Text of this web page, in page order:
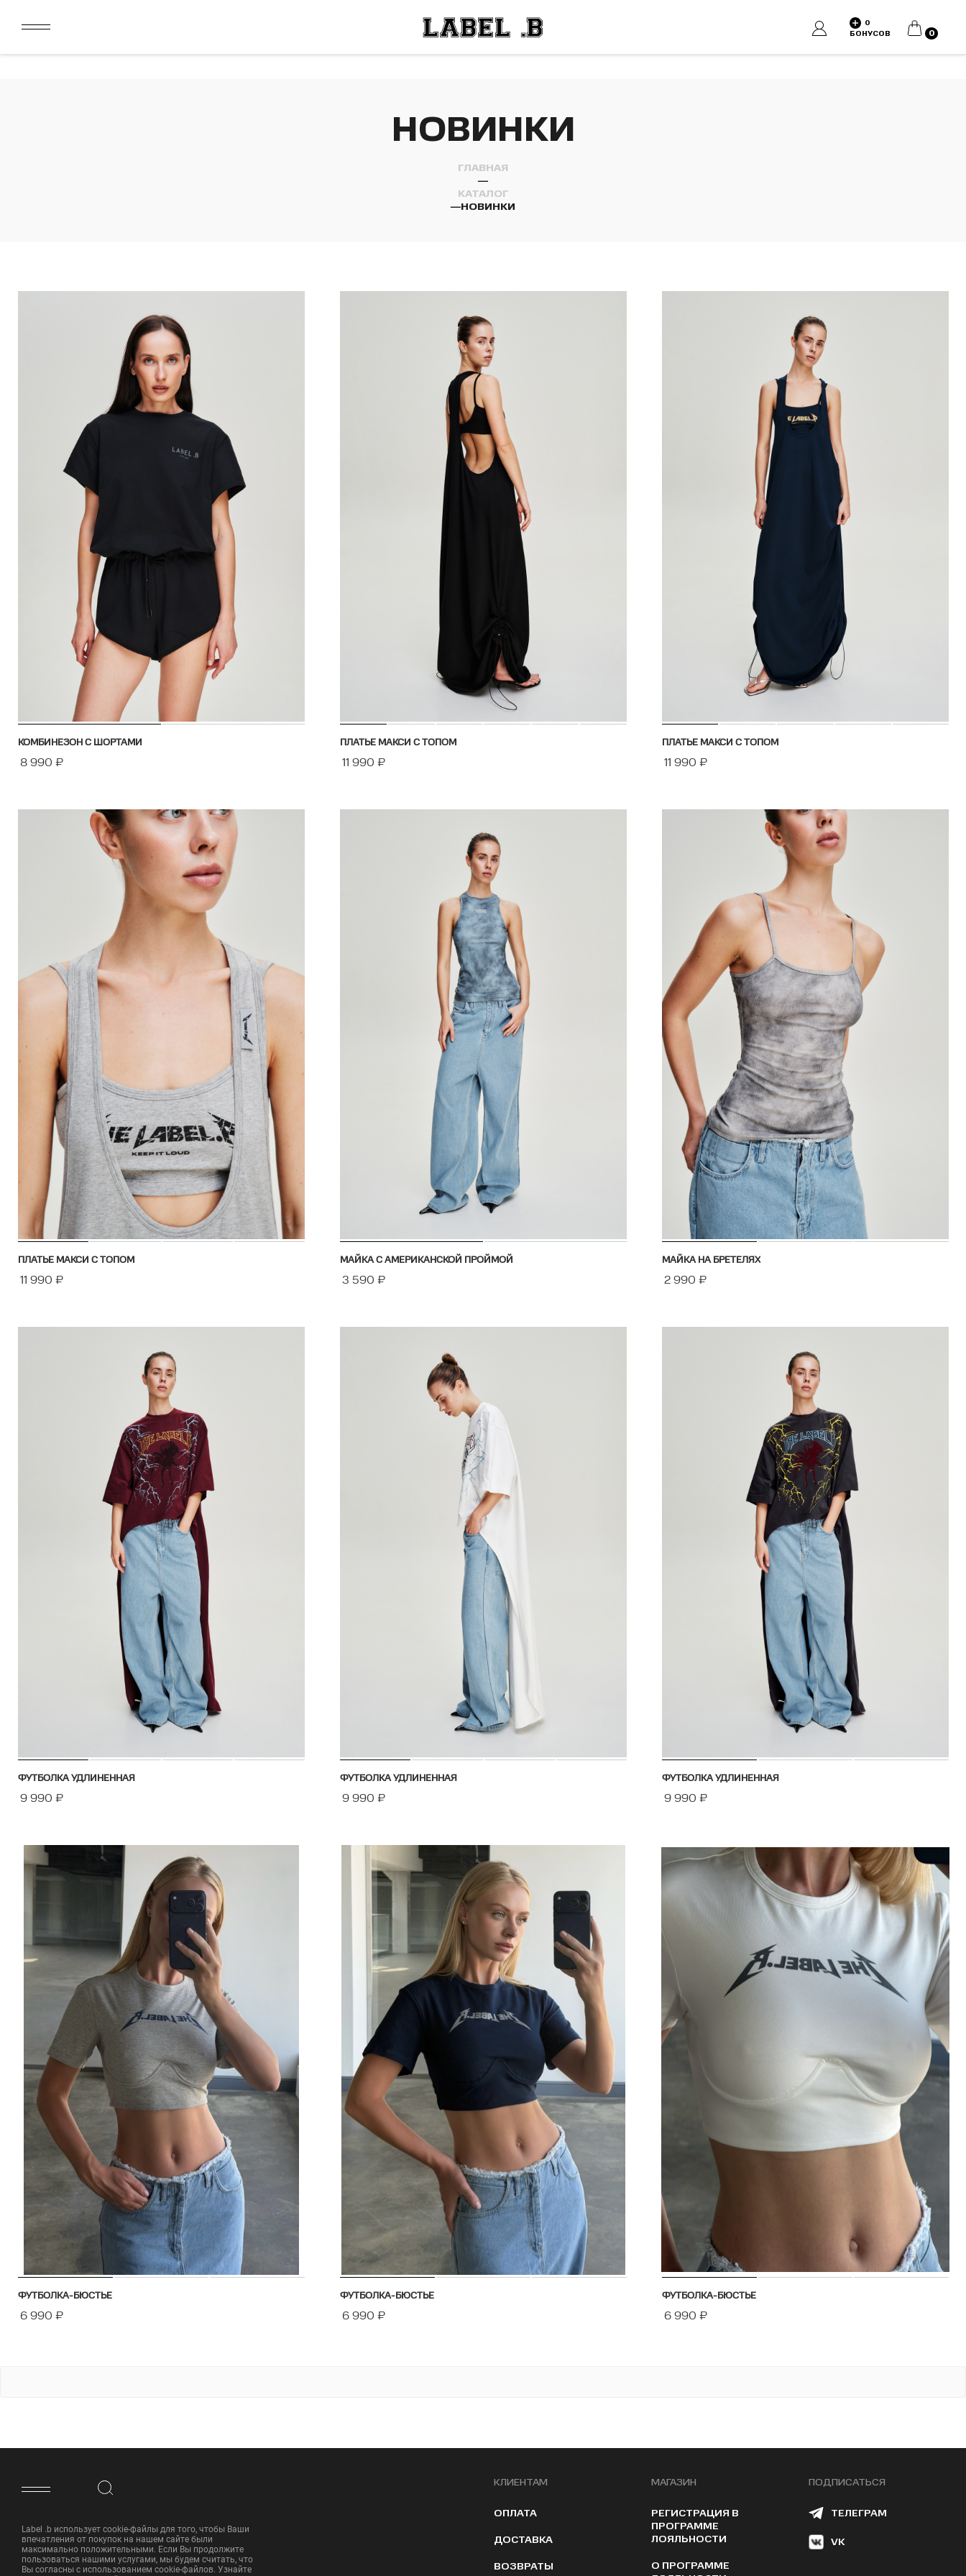
ДАРИМ 2000 БОНУСОВ ЗА СКАЧИВАНИЕ КАРТЫ ЛОЯЛЬНОСТИ
0
БОНУСОВ
КОРЗИНА
0
НОВИНКИ
ГЛАВНАЯ
—
КАТАЛОГ
—НОВИНКИ
КОМБИНЕЗОН С ШОРТАМИ
8 990 ₽
ПЛАТЬЕ МАКСИ С ТОПОМ
11 990 ₽
ПЛАТЬЕ МАКСИ С ТОПОМ
11 990 ₽
ПЛАТЬЕ МАКСИ С ТОПОМ
11 990 ₽
МАЙКА С АМЕРИКАНСКОЙ ПРОЙМОЙ
3 590 ₽
МАЙКА НА БРЕТЕЛЯХ
2 990 ₽
ФУТБОЛКА УДЛИНЕННАЯ
9 990 ₽
ФУТБОЛКА УДЛИНЕННАЯ
9 990 ₽
ФУТБОЛКА УДЛИНЕННАЯ
9 990 ₽
ФУТБОЛКА-БЮСТЬЕ
6 990 ₽
ФУТБОЛКА-БЮСТЬЕ
6 990 ₽
ФУТБОЛКА-БЮСТЬЕ
6 990 ₽
ФУТЕР САЙТА
Label .b использует cookie-файлы для того, чтобы Ваши
впечатления от покупок на нашем сайте были
максимально положительными. Если Вы продолжите
пользоваться нашими услугами, мы будем считать, что
Вы согласны с использованием cookie-файлов. Узнайте
КЛИЕНТАМ
ОПЛАТА
ДОСТАВКА
ВОЗВРАТЫ
МАГАЗИН
РЕГИСТРАЦИЯ В
ПРОГРАММЕ
ЛОЯЛЬНОСТИ
О ПРОГРАММЕ
ПОДПИСАТЬСЯ
ТЕЛЕГРАМ
VK